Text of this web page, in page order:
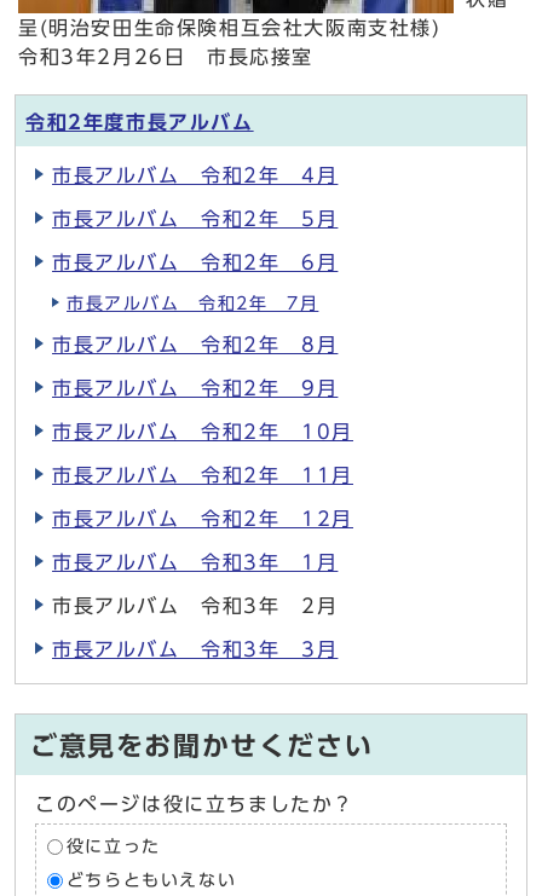
呈(明治安田生命保険相互会社大阪南支社様)
令和3年2月26日 市長応接室
令和2年度市長アルバム
市長アルバム 令和2年 4月
市長アルバム 令和2年 5月
市長アルバム 令和2年 6月
市長アルバム 令和2年 7月
市長アルバム 令和2年 8月
市長アルバム 令和2年 9月
市長アルバム 令和2年 10月
市長アルバム 令和2年 11月
市長アルバム 令和2年 12月
市長アルバム 令和3年 1月
市長アルバム 令和3年 2月
市長アルバム 令和3年 3月
ご意見をお聞かせください
このページは役に立ちましたか？
役に立った
どちらともいえない